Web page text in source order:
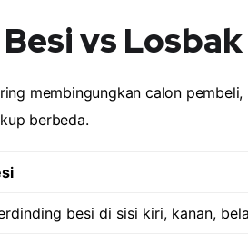
vs Losbak
membingungkan calon
berbeda.
besi di sisi kiri, kanan,